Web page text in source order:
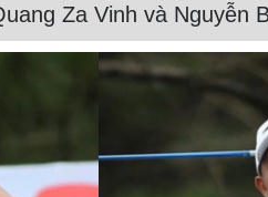
Za Vinh và Nguyễn